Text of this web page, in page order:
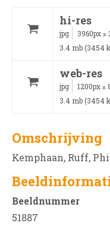
hi-res
jpg 3960px x
3.4 mb (3454
web-res
jpg 1200px x
3.4 mb (3454
Omschrijving
Kemphaan, Ruff,
Beeldnummer
51887